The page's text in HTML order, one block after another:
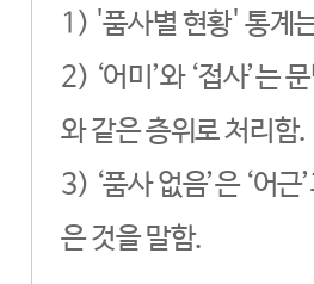
1) '품사별 현황' 통계
2) ‘어미’와 ‘접사’는
와 같은 층위로 처리함.
3) ‘품사 없음’은 ‘어
은 것을 말함.